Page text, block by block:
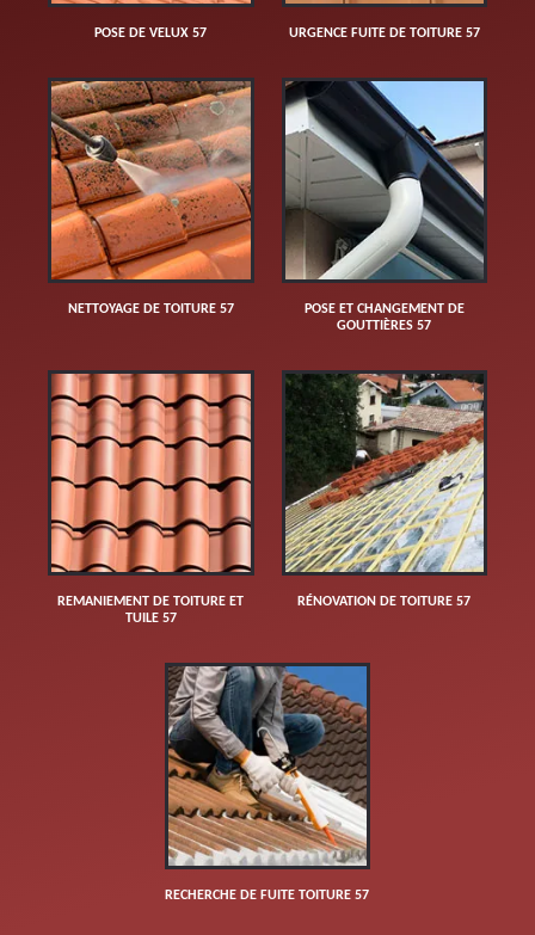
POSE DE VELUX 57 URGENCE FUITE DE TOITURE 57
NETTOYAGE DE TOITURE 57
POSE ET CHANGEMENT DE
GOUTTIÈRES 57
REMANIEMENT DE TOITURE ET
TUILE 57
RÉNOVATION DE TOITURE 57
RECHERCHE DE FUITE TOITURE 57